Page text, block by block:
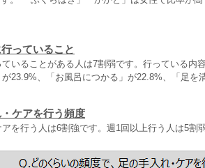
っていること
いることがある人は7割弱です。行っている内
23.9%、「お風呂につかる」が22.8%、「足を
ケアを行う頻度
を行う人は6割強です。週1回以上行う人は5割